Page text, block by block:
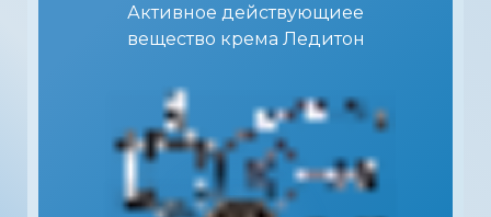
Активное действующиее
вещество крема Ледитон